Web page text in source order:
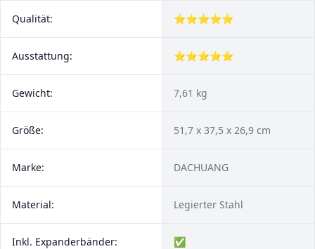
Qualität: ⭐⭐⭐⭐⭐
Ausstattung: ⭐⭐⭐⭐⭐
Gewicht: 7,61 kg
Größe: 51,7 x 37,5 x 26,9 cm
Marke: DACHUANG
Material: Legierter Stahl
Inkl. Expanderbänder: ✅